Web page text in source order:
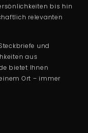
bis hin
relevanten
und
aus
bietet Ihnen
Ort – immer